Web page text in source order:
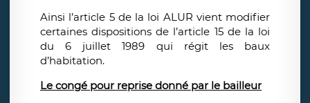
Ainsi l’article 5 de la loi ALUR vient modifier
certaines dispositions de l’article 15 de la loi
du 6 juillet 1989 qui régit les baux
d’habitation.
Le congé pour reprise donné par le bailleur